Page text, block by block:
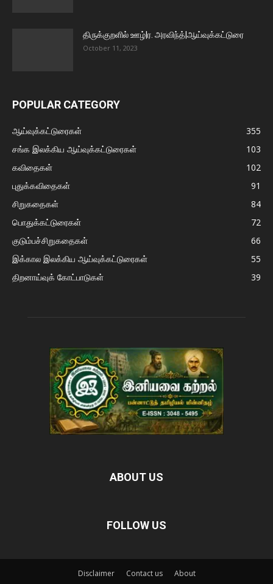
திருக்குறளில் ஊழ்|ர. அரவிந்த்|ஆய்வுக்கட்டுரை
October 11, 2023
POPULAR CATEGORY
ஆய்வுக்கட்டுரைகள்
355
சங்க இலக்கிய ஆய்வுக்கட்டுரைகள்
103
கவிதைகள்
102
புதுக்கவிதைகள்
91
சிறுகதைகள்
84
பொதுக்கட்டுரைகள்
72
குடும்பச்சிறுகதைகள்
66
இக்கால இலக்கிய ஆய்வுக்கட்டுரைகள்
55
திறனாய்வுக் கோட்பாடுகள்
39
ABOUT US
FOLLOW US
Disclaimer Contact us About